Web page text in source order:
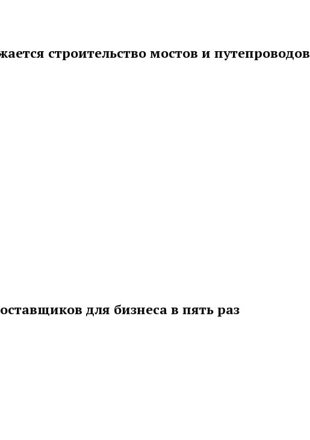
строительство мостов и путепроводов
для бизнеса в пять раз